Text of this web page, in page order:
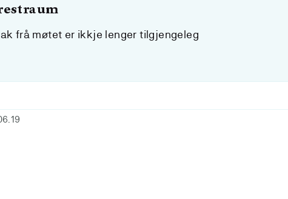
frå møtet er ikkje lenger tilgjengeleg